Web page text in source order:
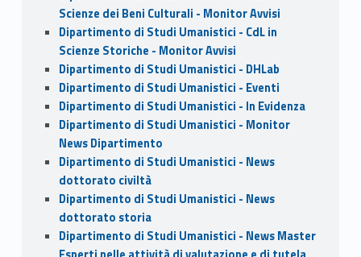
Scienze dei Beni Culturali - Monitor Avvisi
Dipartimento di Studi Umanistici - CdL in
Scienze Storiche - Monitor Avvisi
Dipartimento di Studi Umanistici - DHLab
Dipartimento di Studi Umanistici - Eventi
Dipartimento di Studi Umanistici - In Evidenza
Dipartimento di Studi Umanistici - Monitor
News Dipartimento
Dipartimento di Studi Umanistici - News
dottorato civiltà
Dipartimento di Studi Umanistici - News
dottorato storia
Dipartimento di Studi Umanistici - News Master